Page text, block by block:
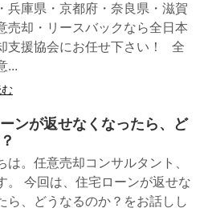
兵庫県・京都府・奈良県・滋賀
売却・リースバックなら全日本
支援協会にお任せ下さい！ 全
...
ンが返せなくなったら、ど
は。任意売却コンサルタント、
。 今回は、住宅ローンが返せな
ら、どうなるのか？をお話しし